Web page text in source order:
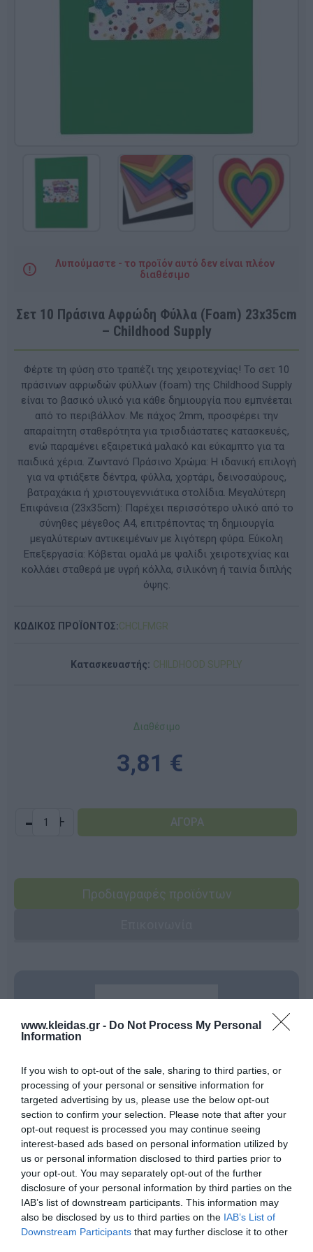
www.kleidas.gr - Do Not Process My Personal
Information
If you wish to opt-out of the sale, sharing to third parties, or
processing of your personal or sensitive information for
targeted advertising by us, please use the below opt-out
section to confirm your selection. Please note that after your
opt-out request is processed you may continue seeing
interest-based ads based on personal information utilized by
us or personal information disclosed to third parties prior to
your opt-out. You may separately opt-out of the further
disclosure of your personal information by third parties on the
IAB’s list of downstream participants. This information may
also be disclosed by us to third parties on the IAB’s List of
Downstream Participants that may further disclose it to other
Λυπούμαστε - το προϊόν αυτό δεν είναι πλέον
διαθέσιμο
Σετ 10 Πράσινα Αφρώδη Φύλλα (Foam) 23x35cm
– Childhood Supply
Φέρτε τη φύση στο τραπέζι της χειροτεχνίας! Το σετ 10
πράσινων αφρωδών φύλλων (foam) της Childhood Supply
είναι το βασικό υλικό για κάθε δημιουργία που εμπνέεται
από το περιβάλλον. Με πάχος 2mm, προσφέρει την
απαραίτητη σταθερότητα για τρισδιάστατες κατασκευές,
ενώ παραμένει εξαιρετικά μαλακό και εύκαμπτο για τα
παιδικά χέρια. Ζωντανό Πράσινο Χρώμα: Η ιδανική επιλογή
για να φτιάξετε δέντρα, φύλλα, χορτάρι, δεινοσαύρους,
βατραχάκια ή χριστουγεννιάτικα στολίδια. Μεγαλύτερη
Επιφάνεια (23x35cm): Παρέχει περισσότερο υλικό από το
σύνηθες μέγεθος Α4, επιτρέποντας τη δημιουργία
μεγαλύτερων αντικειμένων με λιγότερη φύρα. Εύκολη
Επεξεργασία: Κόβεται ομαλά με ψαλίδι χειροτεχνίας και
κολλάει σταθερά με υγρή κόλλα, σιλικόνη ή ταινία διπλής
όψης.
ΚΩΔΙΚΟΣ ΠΡΟΪΟΝΤΟΣ:CHCLFMGR
Κατασκευαστής: CHILDHOOD SUPPLY
Διαθέσιμο
3,81 €
- +
Προδιαγραφές προϊόντων
Η εταιρείαChildhood Supply, με έδρα τη Δανία,
αποτελεί εδώ και περισσότερα από30 χρόνιαέναν
από τους πιο αξιόπιστους συνεργάτες στον χώρο του
σχεδιασμού και της προμήθειας υψηλής ποιότητας
παιδαγωγικού υλικού και εξοπλισμού . Με βαθιά
γνώση των αναγκών της σύγχρονης εκπαίδευσης, η
αποστολή της εταιρείας είναι να εμπνεύσει γονείς,
εκπαιδευτικούς και ειδικούς, προσφέροντας